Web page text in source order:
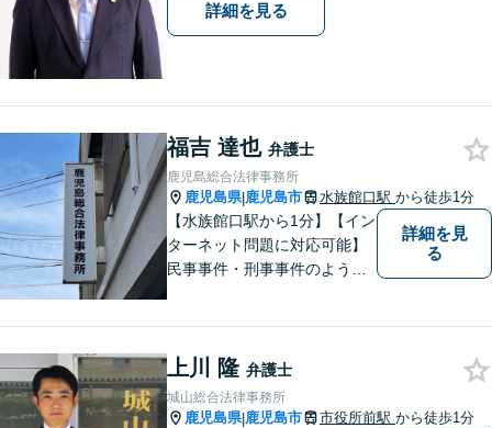
詳細を見る
福吉 達也 弁護士
鹿児島総合法律事務所
鹿児島県|鹿児島市 水族館口駅 から徒歩1分
【水族館口駅から1分】【イン
ターネット問題に対応可能】
民事事件・刑事事件のような
合わせも受け付けておりま
す。お気軽にご相談くださ
い。
詳細を見
る
上川 隆 弁護士
城山総合法律事務所
鹿児島県|鹿児島市 市役所前駅 から徒歩1分